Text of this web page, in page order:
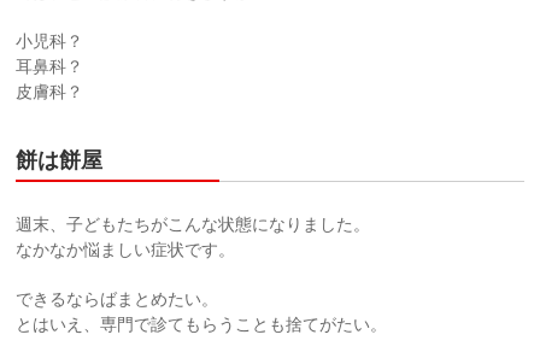
小児科？
耳鼻科？
皮膚科？
餅は餅屋
週末、子どもたちがこんな状態になりました。
なかなか悩ましい症状です。
できるならばまとめたい。
とはいえ、専門で診てもらうことも捨てがたい。